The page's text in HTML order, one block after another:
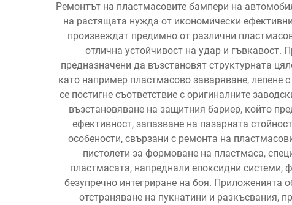
Ремонтът на пластмасовите бампери на
на растящата нужда от икономически
произвеждат предимно от различни
отлична устойчивост на удар и
предназначени да възстановят структурната
като например пластмасово заваряване, лепене
се постигне съответствие с оригиналните
възстановяване на защитния бариер, който
ефективност, запазване на пазарната
особености, свързани с ремонта на
пистолети за формоване на пластмаса,
пластмасата, напреднали епоксидни
безупречно интегриране на боя. Приложенията
отстраняване на пукнатини и разкъсвания,